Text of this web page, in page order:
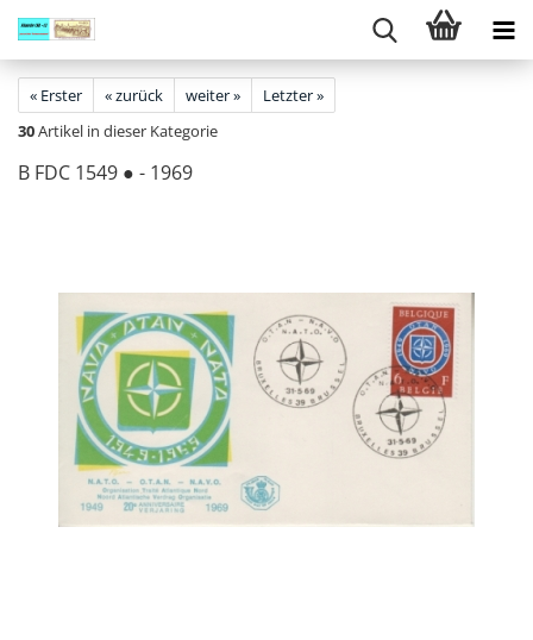
« Erster « zurück weiter »
Letzter »
30Artikel in dieser Kategorie
B FDC 1549 ● - 1969